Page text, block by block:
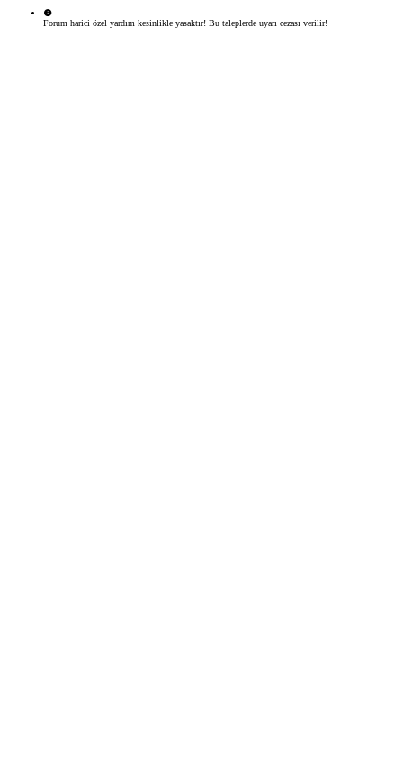
Forum harici özel yardım kesinlikle yasaktır! Bu taleplerde uyarı cezası verilir!